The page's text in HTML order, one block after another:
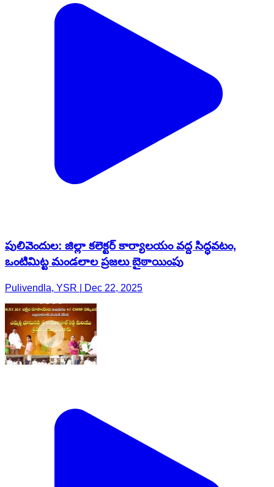
పులివెందుల: జిల్లా కలెక్టర్ కార్యాలయం వద్ద సిద్ధవటం,
ఒంటిమిట్ట మండలాల ప్రజలు బైఠాయింపు
Pulivendla, YSR | Dec 22, 2025